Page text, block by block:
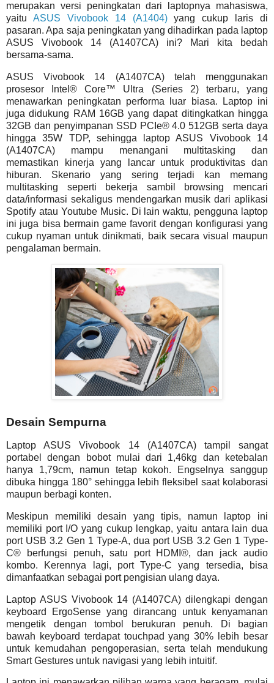
merupakan versi peningkatan dari laptopnya mahasiswa,
yaitu ASUS Vivobook 14 (A1404)yang cukup laris di
pasaran. Apa saja peningkatan yang dihadirkan pada laptop
ASUS Vivobook 14 (A1407CA) ini? Mari kita bedah
bersama-sama.
ASUS Vivobook 14 (A1407CA) telah menggunakan
prosesor Intel® Core™ Ultra (Series 2) terbaru, yang
menawarkan peningkatan performa luar biasa. Laptop ini
juga didukung RAM 16GB yang dapat ditingkatkan hingga
32GB dan penyimpanan SSD PCIe® 4.0 512GB serta daya
hingga 35W TDP, sehingga laptop ASUS Vivobook 14
(A1407CA) mampu menangani multitasking dan
memastikan kinerja yang lancar untuk produktivitas dan
hiburan. Skenario yang sering terjadi kan memang
multitasking seperti bekerja sambil browsing mencari
data/informasi sekaligus mendengarkan musik dari aplikasi
Spotify atau Youtube Music. Di lain waktu, pengguna laptop
ini juga bisa bermain game favorit dengan konfigurasi yang
cukup nyaman untuk dinikmati, baik secara visual maupun
pengalaman bermain.
Desain Sempurna
Laptop ASUS Vivobook 14 (A1407CA) tampil sangat
portabel dengan bobot mulai dari 1,46kg dan ketebalan
hanya 1,79cm, namun tetap kokoh. Engselnya sanggup
dibuka hingga 180° sehingga lebih fleksibel saat kolaborasi
maupun berbagi konten.
Meskipun memiliki desain yang tipis, namun laptop ini
memiliki port I/O yang cukup lengkap, yaitu antara lain dua
port USB 3.2 Gen 1 Type-A, dua port USB 3.2 Gen 1 Type-
C® berfungsi penuh, satu port HDMI®, dan jack audio
kombo. Kerennya lagi, port Type-C yang tersedia, bisa
dimanfaatkan sebagai port pengisian ulang daya.
Laptop ASUS Vivobook 14 (A1407CA) dilengkapi dengan
keyboard ErgoSense yang dirancang untuk kenyamanan
mengetik dengan tombol berukuran penuh. Di bagian
bawah keyboard terdapat touchpad yang 30% lebih besar
untuk kemudahan pengoperasian, serta telah mendukung
Smart Gestures untuk navigasi yang lebih intuitif.